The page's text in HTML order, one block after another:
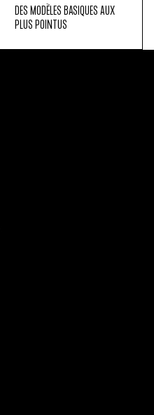
DES MODÈLES BASIQUES AUX
PLUS POINTUS